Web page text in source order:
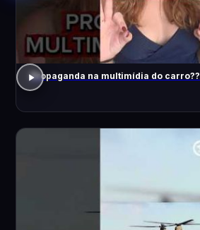
Propaganda na multimídia do carro??